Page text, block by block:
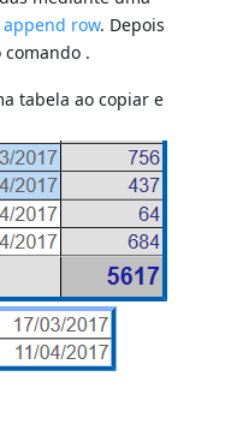
append row. Depois
.
tabela ao copiar e